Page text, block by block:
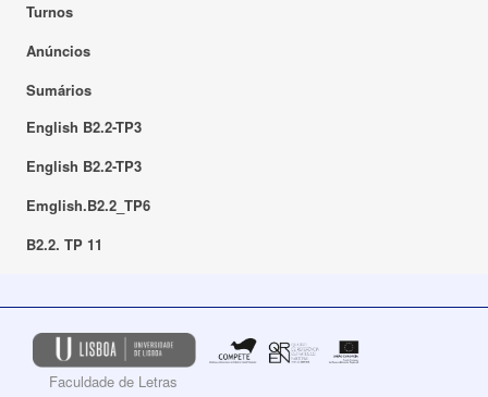
Turnos
Anúncios
Sumários
English B2.2-TP3
English B2.2-TP3
Emglish.B2.2_TP6
B2.2. TP 11
Faculdade de Letras